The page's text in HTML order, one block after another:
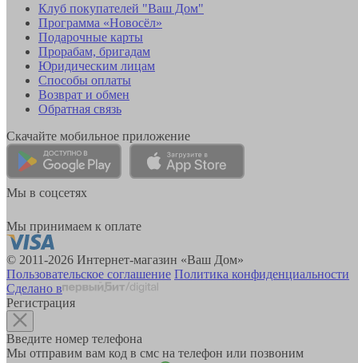
Клуб покупателей "Ваш Дом"
Программа «Новосёл»
Подарочные карты
Прорабам, бригадам
Юридическим лицам
Способы оплаты
Возврат и обмен
Обратная связь
Скачайте мобильное приложение
Мы в соцсетях
Мы принимаем к оплате
© 2011-2026 Интернет-магазин «Ваш Дом»
Пользовательское соглашение Политика конфиденциальности
Сделано в
Регистрация
Введите номер телефона
Мы отправим вам код в смс на телефон или позвоним